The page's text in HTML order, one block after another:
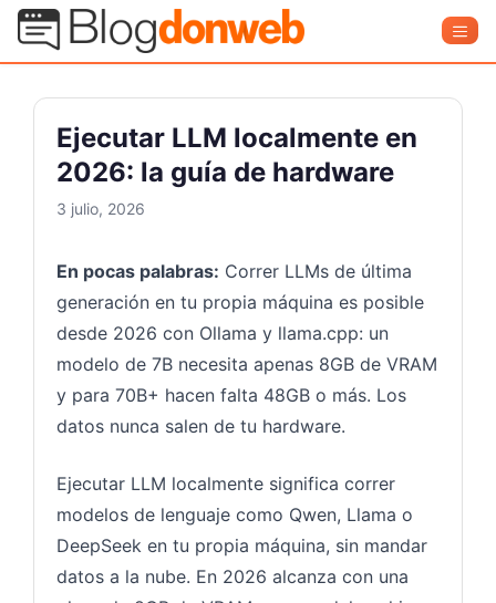
Saltar
contenido
Blog Donweb
Ejecutar LLM localmente en
2026: la guía de hardware
3 julio, 2026
En pocas palabras: Correr LLMs de última
generación en tu propia máquina es posible
desde 2026 con Ollama y llama.cpp: un
modelo de 7B necesita apenas 8GB de VRAM
y para 70B+ hacen falta 48GB o más. Los
datos nunca salen de tu hardware.
Ejecutar LLM localmente significa correr
modelos de lenguaje como Qwen, Llama o
DeepSeek en tu propia máquina, sin mandar
datos a la nube. En 2026 alcanza con una